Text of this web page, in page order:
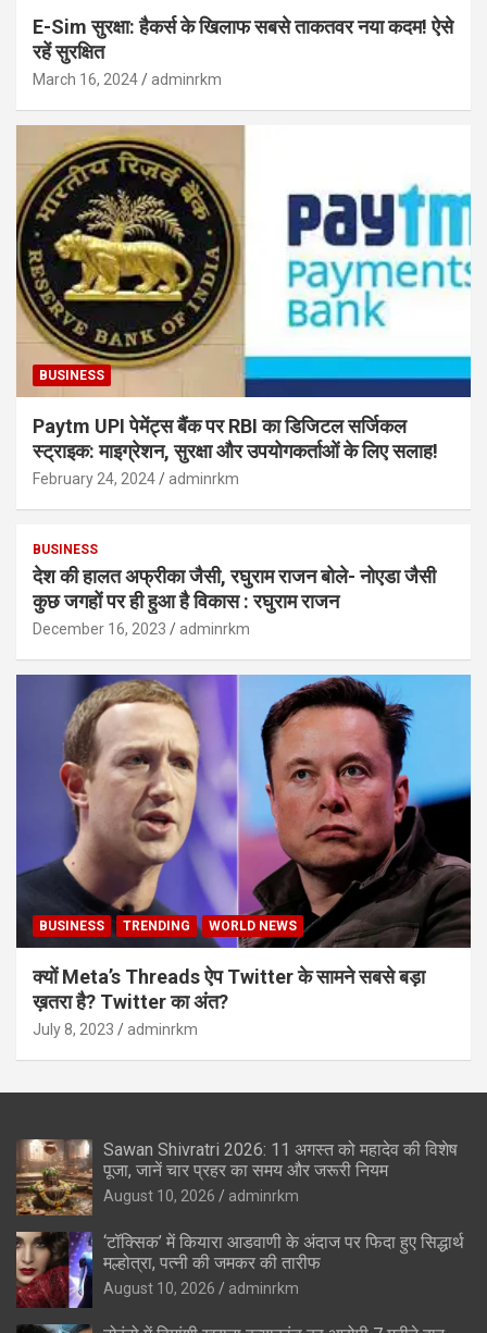
E-Sim सुरक्षा: हैकर्स के खिलाफ सबसे ताकतवर नया कदम! ऐसे
रहें सुरक्षित
March 16, 2024 adminrkm
BUSINESS
Paytm UPI पेमेंट्स बैंक पर RBI का डिजिटल सर्जिकल
स्ट्राइक: माइग्रेशन, सुरक्षा और उपयोगकर्ताओं के लिए सलाह!
February 24, 2024 adminrkm
BUSINESS
देश की हालत अफ्रीका जैसी, रघुराम राजन बोले- नोएडा जैसी
कुछ जगहों पर ही हुआ है विकास : रघुराम राजन
December 16, 2023 adminrkm
BUSINESS TRENDING WORLD NEWS
क्यों Meta’s Threads ऐप Twitter के सामने सबसे बड़ा
ख़तरा है? Twitter का अंत?
July 8, 2023 adminrkm
Sawan Shivratri 2026: 11 अगस्त को महादेव की विशेष
पूजा, जानें चार प्रहर का समय और जरूरी नियम
August 10, 2026 adminrkm
‘टॉक्सिक’ में कियारा आडवाणी के अंदाज पर फिदा हुए सिद्धार्थ
मल्होत्रा, पत्नी की जमकर की तारीफ
August 10, 2026 adminrkm